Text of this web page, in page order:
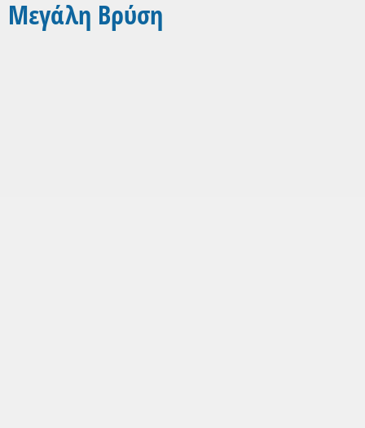
Μεγάλη Βρύση